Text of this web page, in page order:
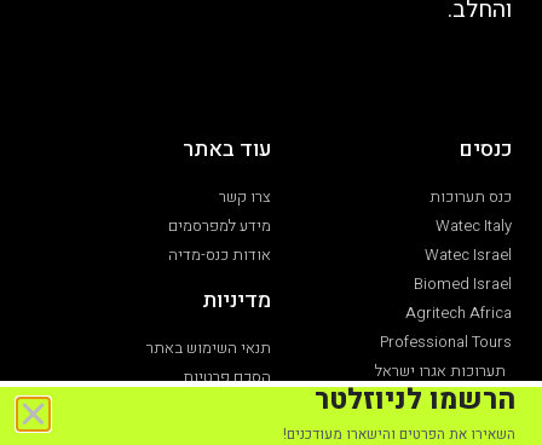
והחלב.
כנסים
כנס תערוכות
Watec Italy
Watec Israel
Biomed Israel
Agritech Africa
Professional Tours
תערוכות אגרו ישראל
תערוכת חקלאות
עוד באתר
צרו קשר
מידע למפרסמים
אודות כנס-מדיה
מדיניות
תנאי השימוש באתר
הסכם פרטיות
הרשמו לניוזלטר
השאירו את הפרטים והישארו מעודכנים!